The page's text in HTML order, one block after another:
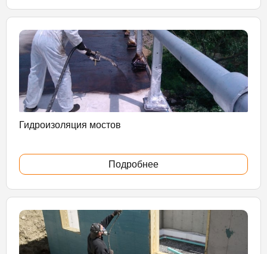
Гидроизоляция мостов
Подробнее